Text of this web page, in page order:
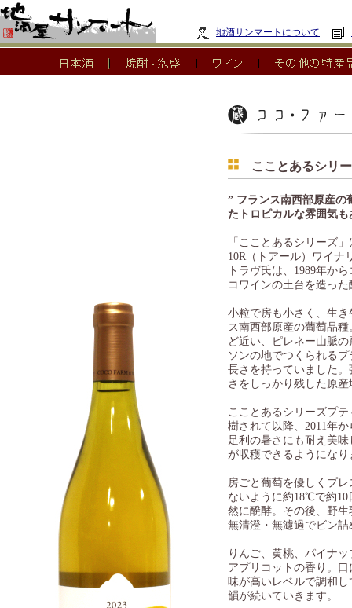
地酒サンマートについて
こことあるシリ
” フランス南西部原産の
たトロピカルな雰囲気
「こことあるシリーズ
10R（トアール）ワイナ
トラヴ氏は、1989年か
コワインの土台を造っ
小粒で房も小さく、生
ス南西部原産の葡萄品
ど近い、ピレネー山脈
ソンの地でつくられる
長さを持っていました
さをしっかり残した原
こことあるシリーズプ
樹されて以降、2011年
足利の暑さにも耐え美
が収穫できるようになり
房ごと葡萄を優しくプ
ないように約18℃で約10
然に醗酵。その後、野
無清澄・無濾過でビン
りんご、黄桃、パイナ
アプリコットの香り。
味が高いレベルで調和
韻が続いていきます。